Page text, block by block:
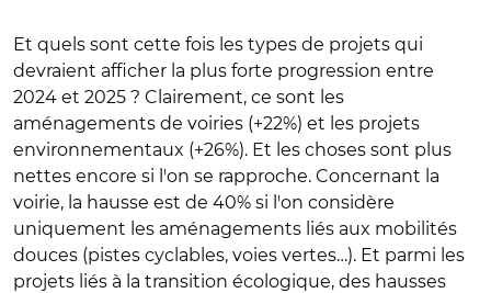
Et quels sont cette fois les types de projets qui
devraient afficher la plus forte progression entre
2024 et 2025 ? Clairement, ce sont les
aménagements de voiries (+22%) et les projets
environnementaux (+26%). Et les choses sont plus
nettes encore si l'on se rapproche. Concernant la
voirie, la hausse est de 40% si l'on considère
uniquement les aménagements liés aux mobilités
douces (pistes cyclables, voies vertes…). Et parmi les
projets liés à la transition écologique, des hausses